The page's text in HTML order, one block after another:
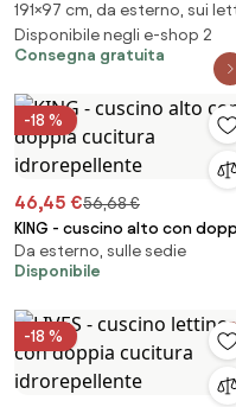
Nero Cm. 191X97X64 Con
Per Trasporto - Bestway
191×97 cm, da esterno, sui
Disponibile negli e-shop 2
Consegna gratuita
-18 %
46,45 €56,68 €
KING - cuscino alto con
cucitura idrorepellente
Da esterno, sulle sedie
Disponibile
-18 %